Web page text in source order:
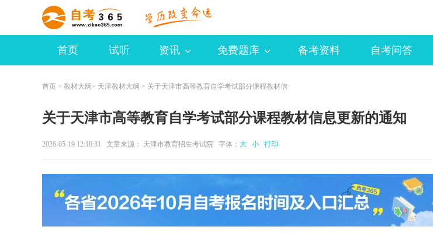
首页 试听 资讯 免费题库 备考资料 自考问答
首页 > 教材大纲 > 天津教材大纲 > 关于天津市高等教育自学考试部分课程教材信
关于天津市高等教育自学考试部分课程教材信息更新的通知
2026-05-19 12:10:31 文章来源： 天津市教育招生考试院 字体： 大 小 打印